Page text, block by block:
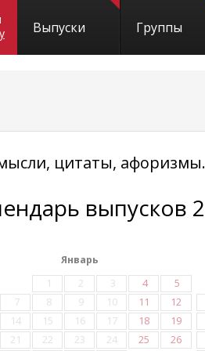
Выпуски Группы
цитаты, афоризмы.
выпусков
Январь
1
2 3 4
5
7 8 9 10 11
12
14 15 16 17 18
19
21 22 23 24 25
26